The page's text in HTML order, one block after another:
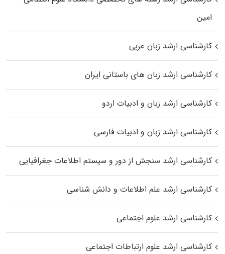
اﻣﻴﻦ
کارشناسی ارشد زبان عربی
کارشناسی ارشد زبان‌ های باستانی ایران
کارشناسی ارشد زبان و ادبیات اردو
کارشناسی ارشد زبان و ادبیات فارسی
کارشناسی ارشد سنجش از دور و سیستم اطلاعات جغرافیایی
کارشناسی ارشد علم اطلاعات و دانش شناسی
کارشناسی ارشد علوم اجتماعی
کارشناسی ارشد علوم ارتباطات اجتماعی